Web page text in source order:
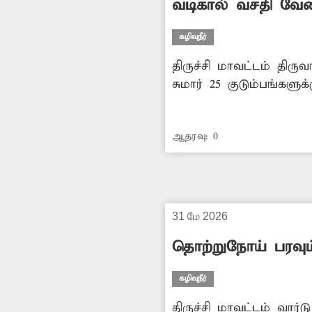
வடிகால் வசதி
கழிவுநீர்
திருச்சி மாவட்டம்
சுமார் 25
வசதி இல்லாததால்,
மழைக்காலங்களில்
ஏற்பட்டு நோய்த்தொற்று
எடுத்து இப்பகுதியில்
ஆதரவு: 0
31 மே 2026
தொற்றுநோய்
கழிவுநீர்
திருச்சி மாவட்டம்